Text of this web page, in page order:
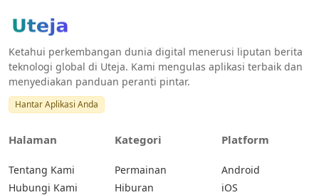
Ketahui perkembangan dunia digital menerusi liputan berita
teknologi global di Uteja. Kami mengulas aplikasi terbaik dan
menyediakan panduan peranti pintar.
Hantar Aplikasi Anda
Halaman
Tentang Kami
Hubungi Kami
Kategori
Permainan
Hiburan
Platform
Android
iOS